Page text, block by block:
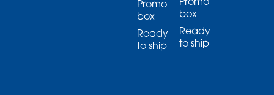
Promo
box
Ready
to ship
box
Ready
to ship